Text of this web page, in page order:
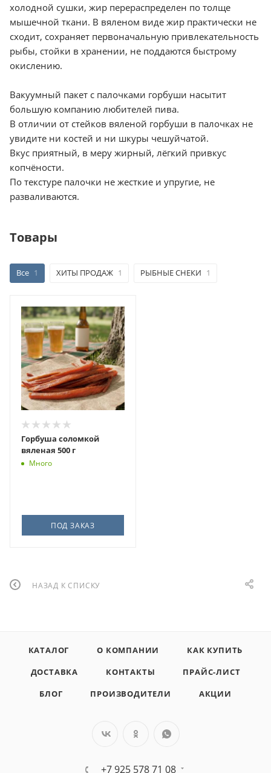
холодной сушки, жир перераспределен по толще
мышечной ткани. В вяленом виде жир практически не
сходит, сохраняет первоначальную привлекательность
рыбы, стойки в хранении, не поддаются быстрому
окислению.
Вакуумный пакет с палочками горбуши насытит
большую компанию любителей пива.
В отличии от стейков вяленой горбуши в палочках не
увидите ни костей и ни шкуры чешуйчатой.
Вкус приятный, в меру жирный, лёгкий привкус
копчёности.
По текстуре палочки не жесткие и упругие, не
разваливаются.
Товары
Все 1 ХИТЫ ПРОДАЖ 1 РЫБНЫЕ СНЕКИ 1
Горбуша соломкой
вяленая 500 г
Много
ПОД ЗАКАЗ
НАЗАД К СПИСКУ
КАТАЛОГ О КОМПАНИИ
КАК КУПИТЬ
ДОСТАВКА
КОНТАКТЫ
ПРАЙС-ЛИСТ
БЛОГ
ПРОИЗВОДИТЕЛИ АКЦИИ
+7 925 578 71 08